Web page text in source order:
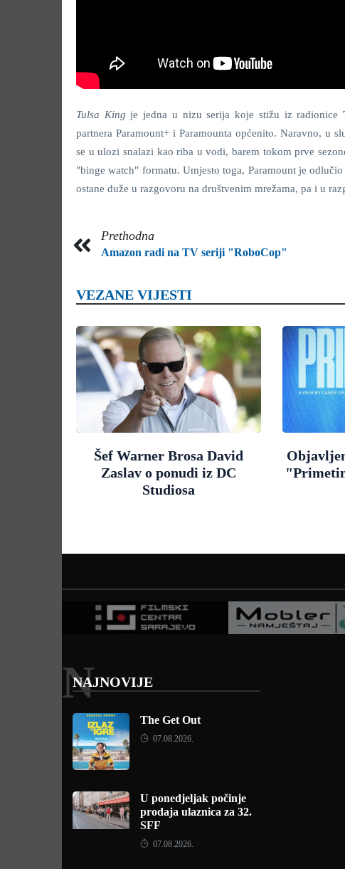
Tulsa Kingje jedna u nizu serija koje stižu iz radionice
partnera Paramount+ i Paramounta općenito. Naravno, u
se u ulozi snalazi kao riba u vodi, barem tokom prve
"binge watch" formatu. Umjesto toga, Paramount je
ostane duže u razgovoru na društvenim mrežama, pa i u
Prethodna
Amazon radi na TV seriji "RoboCop"
VEZANE VIJESTI
Šef Warner Brosa David
Zaslav o ponudi iz DC
Studiosa
NAJNOVIJE
N
The Get Out
07.08.2026.
U ponedjeljak počinje
prodaja ulaznica za 32.
SFF
07.08.2026.